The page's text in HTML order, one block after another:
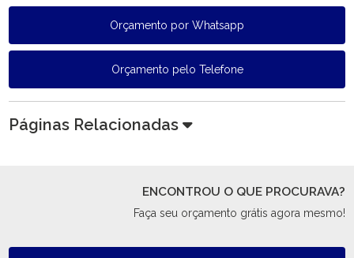
Orçamento por Whatsapp
Orçamento pelo Telefone
Páginas Relacionadas
ENCONTROU O QUE PROCURAVA?
Faça seu orçamento grátis agora mesmo!